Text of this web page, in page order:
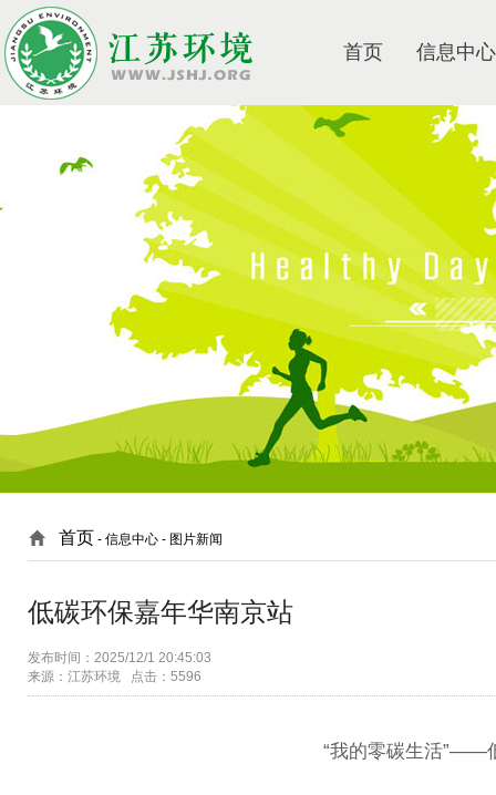
首页 信息中心
首页 - 信息中心 - 图片新闻
低碳环保嘉年华南京站
发布时间：2025/12/1 20:45:03
来源：江苏环境 点击：5596
“我的零碳生活”——